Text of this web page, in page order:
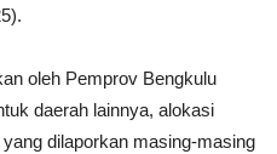
oleh Pemprov Bengkulu
daerah lainnya, alokasi
dilaporkan masing-masing